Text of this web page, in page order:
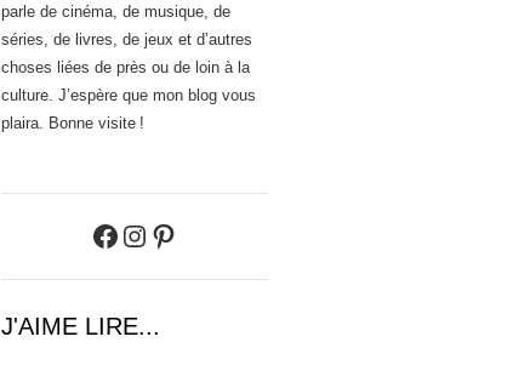
parle de cinéma, de musique, de
séries, de livres, de jeux et d’autres
choses liées de près ou de loin à la
culture. J’espère que mon blog vous
plaira. Bonne visite !
Facebook
Instagram
Pinterest
J'AIME LIRE...